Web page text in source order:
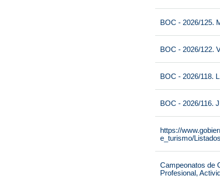
BOC - 2026/125.
BOC - 2026/122.
BOC - 2026/118.
BOC - 2026/116.
https://
e_turismo/
Campeonatos de
Profesional,